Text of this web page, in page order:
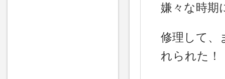
嫌々な時期
修理して、
れられた！